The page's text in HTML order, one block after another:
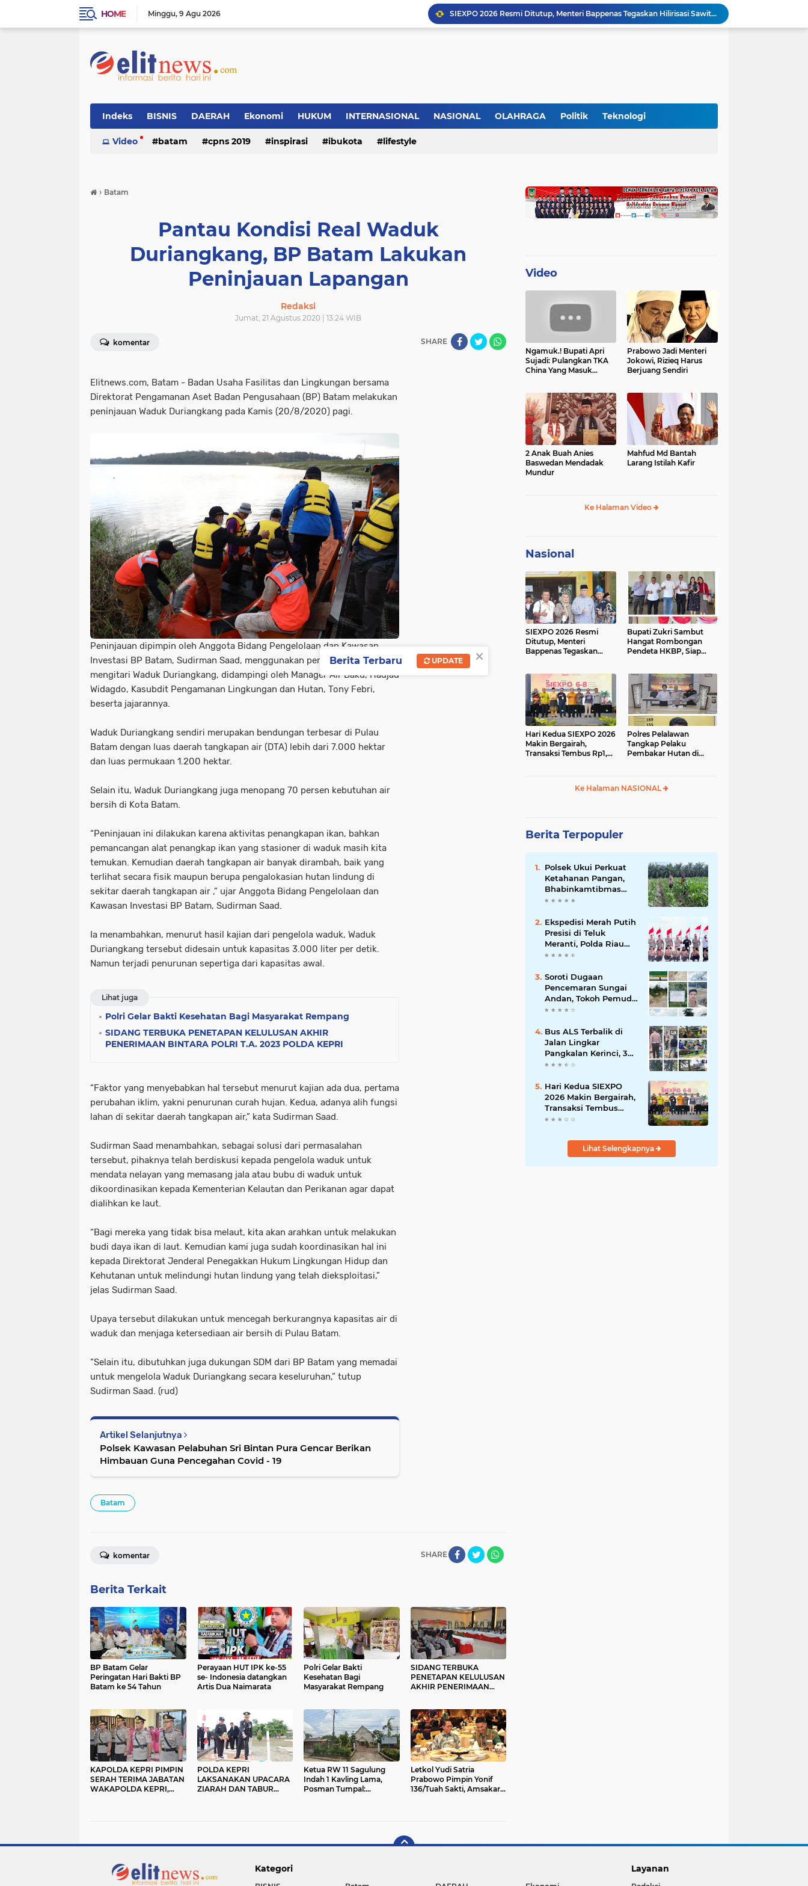
HOME Minggu 9 Agu 2026 SIEXPO 2026 Resmi Ditutup, Menteri Bappenas Tegaskan Hilirisasi Sawit Jadi Kunci Kemajuan Ekonomi Nasional
Indeks BISNIS DAERAH Ekonomi HUKUM INTERNASIONAL NASIONAL OLAHRAGA Politik Teknologi
Video batam cpns 2019 inspirasi ibukota lifestyle
› Batam
Pantau Kondisi Real Waduk
Duriangkang, BP Batam Lakukan
Peninjauan Lapangan
Redaksi
Jumat, 21 Agustus 2020 | 13:24 WIB
komentar SHARE
Elitnews.com, Batam - Badan Usaha Fasilitas dan Lingkungan bersama
Direktorat Pengamanan Aset Badan Pengusahaan (BP) Batam melakukan
peninjauan Waduk Duriangkang pada Kamis (20/8/2020) pagi.
Peninjauan dipimpin oleh Anggota Bidang Pengelolaan dan Kawasan
Investasi BP Batam, Sudirman Saad, menggunakan perahu karet dengan
mengitari Waduk Duriangkang, didampingi oleh Manager Air Baku, Hadjad
Widagdo, Kasubdit Pengamanan Lingkungan dan Hutan, Tony Febri,
beserta jajarannya.
Waduk Duriangkang sendiri merupakan bendungan terbesar di Pulau
Batam dengan luas daerah tangkapan air (DTA) lebih dari 7.000 hektar
dan luas permukaan 1.200 hektar.
Selain itu, Waduk Duriangkang juga menopang 70 persen kebutuhan air
bersih di Kota Batam.
“Peninjauan ini dilakukan karena aktivitas penangkapan ikan, bahkan
pemancangan alat penangkap ikan yang stasioner di waduk masih kita
temukan. Kemudian daerah tangkapan air banyak dirambah, baik yang
terlihat secara fisik maupun berupa pengalokasian hutan lindung di
sekitar daerah tangkapan air ,” ujar Anggota Bidang Pengelolaan dan
Kawasan Investasi BP Batam, Sudirman Saad.
Ia menambahkan, menurut hasil kajian dari pengelola waduk, Waduk
Duriangkang tersebut didesain untuk kapasitas 3.000 liter per detik.
Namun terjadi penurunan sepertiga dari kapasitas awal.
Lihat juga
Polri Gelar Bakti Kesehatan Bagi Masyarakat Rempang
SIDANG TERBUKA PENETAPAN KELULUSAN AKHIR
PENERIMAAN BINTARA POLRI T.A. 2023 POLDA KEPRI
“Faktor yang menyebabkan hal tersebut menurut kajian ada dua, pertama
perubahan iklim, yakni penurunan curah hujan. Kedua, adanya alih fungsi
lahan di sekitar daerah tangkapan air,” kata Sudirman Saad.
Sudirman Saad menambahkan, sebagai solusi dari permasalahan
tersebut, pihaknya telah berdiskusi kepada pengelola waduk untuk
mendata nelayan yang memasang jala atau bubu di waduk untuk
dikoordinasikan kepada Kementerian Kelautan dan Perikanan agar dapat
dialihkan ke laut.
“Bagi mereka yang tidak bisa melaut, kita akan arahkan untuk melakukan
budi daya ikan di laut. Kemudian kami juga sudah koordinasikan hal ini
kepada Direktorat Jenderal Penegakkan Hukum Lingkungan Hidup dan
Kehutanan untuk melindungi hutan lindung yang telah dieksploitasi,”
jelas Sudirman Saad.
Upaya tersebut dilakukan untuk mencegah berkurangnya kapasitas air di
waduk dan menjaga ketersediaan air bersih di Pulau Batam.
“Selain itu, dibutuhkan juga dukungan SDM dari BP Batam yang memadai
untuk mengelola Waduk Duriangkang secara keseluruhan,” tutup
Sudirman Saad. (rud)
Artikel Selanjutnya
Polsek Kawasan Pelabuhan Sri Bintan Pura Gencar Berikan
Himbauan Guna Pencegahan Covid - 19
Batam
SHARE
komentar
Berita Terkait
BP Batam Gelar
Peringatan Hari Bakti BP
Batam ke 54 Tahun
Perayaan HUT IPK ke-55
se- Indonesia datangkan
Artis Dua Naimarata
Polri Gelar Bakti
Kesehatan Bagi
Masyarakat Rempang
SIDANG TERBUKA
PENETAPAN KELULUSAN
AKHIR PENERIMAAN
KAPOLDA KEPRI PIMPIN
SERAH TERIMA JABATAN
WAKAPOLDA KEPRI,
POLDA KEPRI
LAKSANAKAN UPACARA
ZIARAH DAN TABUR
Ketua RW 11 Sagulung
Indah 1 Kavling Lama,
Posman Tumpal:
Letkol Yudi Satria
Prabowo Pimpin Yonif
136/Tuah Sakti, Amsakar
Video
Ngamuk.! Bupati Apri
Sujadi: Pulangkan TKA
China Yang Masuk
Prabowo Jadi Menteri
Jokowi, Rizieq Harus
Berjuang Sendiri
2 Anak Buah Anies
Baswedan Mendadak
Mundur
Mahfud Md Bantah
Larang Istilah Kafir
Ke Halaman Video
Nasional
SIEXPO 2026 Resmi
Ditutup, Menteri
Bappenas Tegaskan
Nasional
Bupati Zukri Sambut
Hangat Rombongan
Pendeta HKBP, Siap
Hari Kedua SIEXPO 2026
Makin Bergairah,
Transaksi Tembus Rp1,05
Polres Pelalawan
Tangkap Pelaku
Pembakar Hutan di
Ke Halaman NASIONAL
Berita Terpopuler
Polsek Ukui Perkuat
Ketahanan Pangan,
Bhabinkamtibmas
Pantau Pertumbuhan
Air Hitam
Ekspedisi Merah Putih
Presisi di Teluk
Meranti, Polda Riau
dan Polres Pelalawan
Demi Negeri
Soroti Dugaan
Pencemaran Sungai
Andan, Tokoh Pemuda
Desak Investigasi PT
Bus ALS Terbalik di
Jalan Lingkar
Pangkalan Kerinci, 34
Penumpang Selamat,
Ringan
Hari Kedua SIEXPO
2026 Makin Bergairah,
Transaksi Tembus
Rp1,05 Miliar dan
Institute Menguat
Lihat Selengkapnya
Kategori Layanan
×
Berita Terbaru UPDATE